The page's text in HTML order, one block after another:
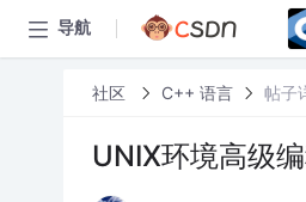
导航
社区 C++ 语言 帖子
UNIX环境高级